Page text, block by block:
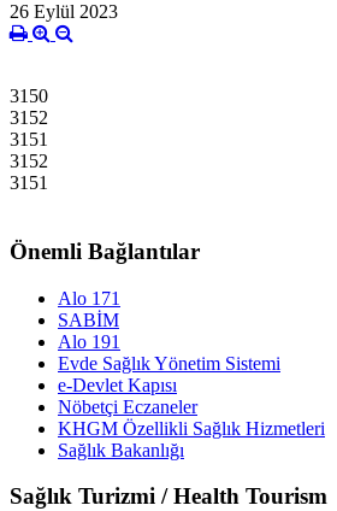
26 Eylül 2023
3150
3152
3151
3152
3151
Önemli Bağlantılar
Alo 171
SABİM
Alo 191
Evde Sağlık Yönetim Sistemi
e-Devlet Kapısı
Nöbetçi Eczaneler
KHGM Özellikli Sağlık Hizmetleri
Sağlık Bakanlığı
Sağlık Turizmi / Health Tourism